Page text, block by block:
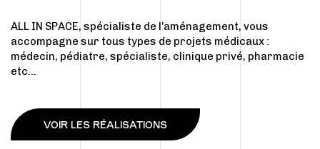
ALL IN SPACE, spécialiste de l’aménagement, vous
accompagne sur tous types de projets médicaux :
médecin, pédiatre, spécialiste, clinique privé, pharmacie
etc…
VOIR LES RÉALISATIONS